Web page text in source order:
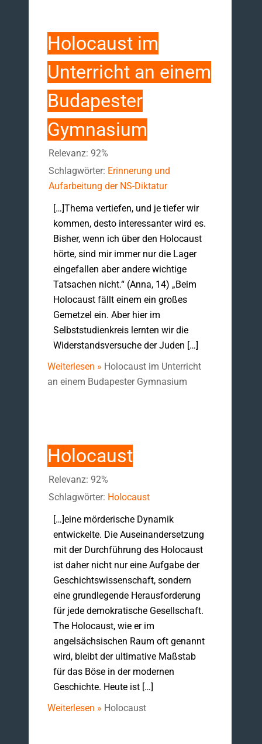
Holocaust im
Unterricht an einem
Budapester
Gymnasium
Relevanz: 92%
Schlagwörter: Erinnerung und
Aufarbeitung der NS-Diktatur
[…]Thema vertiefen, und je tiefer wir
kommen, desto interessanter wird es.
Bisher, wenn ich über den Holocaust
hörte, sind mir immer nur die Lager
eingefallen aber andere wichtige
Tatsachen nicht.“ (Anna, 14) „Beim
Holocaust fällt einem ein großes
Gemetzel ein. Aber hier im
Selbststudienkreis lernten wir die
Widerstandsversuche der Juden […]
Weiterlesen » Holocaust im Unterricht
an einem Budapester Gymnasium
Holocaust
Relevanz: 92%
Schlagwörter: Holocaust
[…]eine mörderische Dynamik
entwickelte. Die Auseinandersetzung
mit der Durchführung des Holocaust
ist daher nicht nur eine Aufgabe der
Geschichtswissenschaft, sondern
eine grundlegende Herausforderung
für jede demokratische Gesellschaft.
The Holocaust, wie er im
angelsächsischen Raum oft genannt
wird, bleibt der ultimative Maßstab
für das Böse in der modernen
Geschichte. Heute ist […]
Weiterlesen » Holocaust